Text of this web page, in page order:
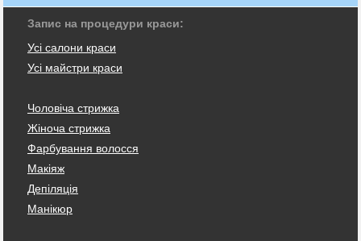
Запис на процедури краси:
Усі салони краси
Усі майстри краси
Чоловіча стрижка
Жіноча стрижка
Фарбування волосся
Макіяж
Депіляція
Манікюр